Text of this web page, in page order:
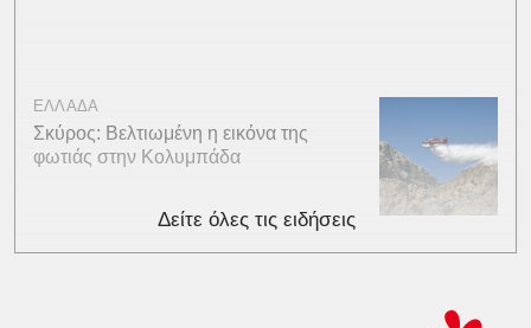
ΕΛΛΑΔΑ
Σκύρος: Βελτιωμένη η εικόνα της
φωτιάς στην Κολυμπάδα
Δείτε όλες τις ειδήσεις